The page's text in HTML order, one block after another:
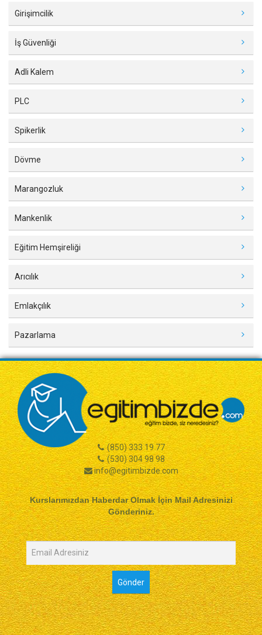
Girişimcilik
İş Güvenliği
Adli Kalem
PLC
Spikerlik
Dövme
Marangozluk
Mankenlik
Eğitim Hemşireliği
Arıcılık
Emlakçılık
Pazarlama
(850) 333 19 77
(530) 304 98 98
info@egitimbizde.com
Kurslarımızdan Haberdar Olmak İçin Mail Adresinizi
Gönderiniz.